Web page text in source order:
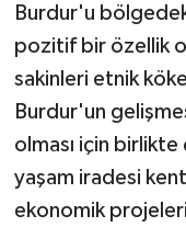
Burdur'u
pozitif bir özellik
sakinleri etnik
Burdur'un
olması için
yaşam iradesi
ekonomik